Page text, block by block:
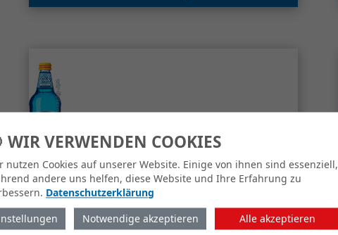
Biermanufaktur Engel Blaue
Heidi - Fassbrause Waldbeere
15 x 0,5 Liter (Glas)
WIR VERWENDEN COOKIES
nutzen Cookies auf unserer Website. Einige von ihnen sind essenziell,
andere uns helfen, diese Website und Ihre Erfahrung zu
Datenschutzerklärung
Notwendige akzeptieren Alle akzeptieren